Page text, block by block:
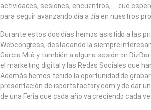
actividades, sesiones, encuentros, … que
para seguir avanzando día a día en nuestros
Durante estos dos días hemos asistido a las
Webcongress, destacando la siempre
Garcia Milà y también a alguna sesión en
el marketing digital y las Redes Sociales que
Además hemos tenido la oportunidad de grabar
presentación de isportsfactory.com y de dar
de una Feria que cada año va creciendo cada